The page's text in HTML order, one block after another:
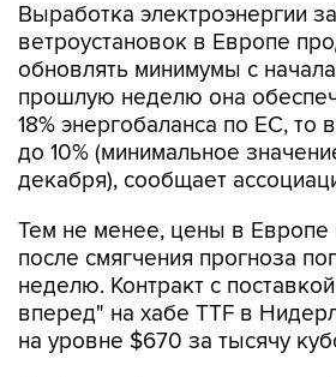
Выработка электроэнергии
ветроустановок в Европе
обновлять минимумы с
прошлую неделю она
18% энергобаланса по ЕС, то
до 10% (минимальное
декабря), сообщает
Тем не менее, цены в Европе
после смягчения прогноза
неделю. Контракт с
вперед" на хабе TTF в
на уровне $670 за тысячу